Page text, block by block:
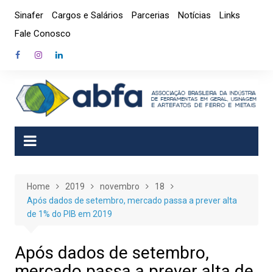
content
Sinafer Cargos e Salários Parcerias Notícias
Links
Fale Conosco
Home 2019 novembro
18
Após dados de setembro, mercado passa a prever alta
de 1% do PIB em 2019
Após dados de setembro,